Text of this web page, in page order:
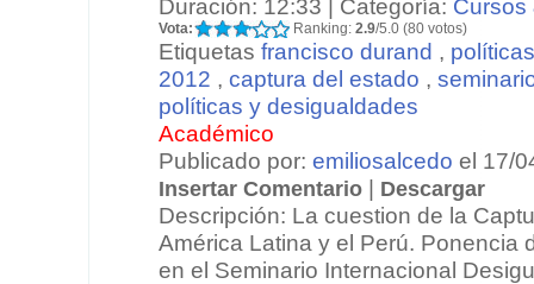
Duración: 12:33 | Categoría: Cursos
Vota: Ranking: 2.9/5.0 (80 votos)
Etiquetas francisco durand , políticas
2012 , captura del estado ,
políticas y desigualdades
Académico
Publicado por: emiliosalcedo el 17/
Insertar Comentario | Descargar
Descripción: La cuestion de la
América Latina y el Perú. Ponencia
en el Seminario Internacional